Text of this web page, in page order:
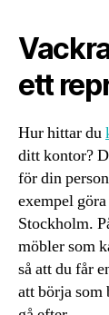
ett
Hur hittar du
ditt kontor?
för din
exempel
Stockholm.
möbler som
så att du får
att börja som